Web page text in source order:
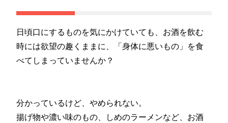
日頃口にするものを気にかけていても、お酒を飲む
時には欲望の趣くままに、「身体に悪いもの」を食
べてしまっていませんか？
分かっているけど、やめられない。
揚げ物や濃い味のもの、しめのラーメンなど、お酒